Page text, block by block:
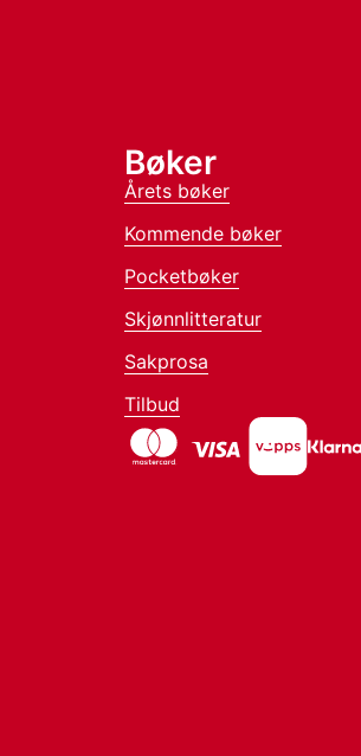
Bøker
Årets bøker
Kommende bøker
Pocketbøker
Skjønnlitteratur
Sakprosa
Tilbud